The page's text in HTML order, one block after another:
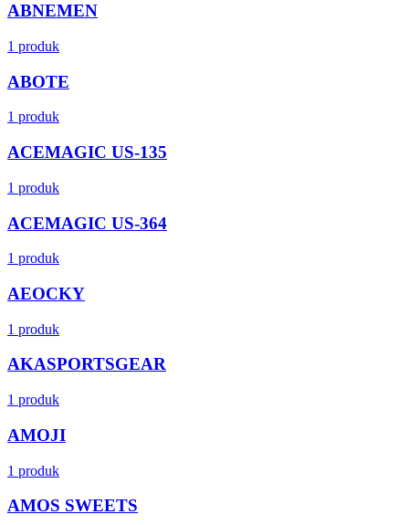
ABNEMEN
1 produk
ABOTE
1 produk
ACEMAGIC US-135
1 produk
ACEMAGIC US-364
1 produk
AEOCKY
1 produk
AKASPORTSGEAR
1 produk
AMOJI
1 produk
AMOS SWEETS